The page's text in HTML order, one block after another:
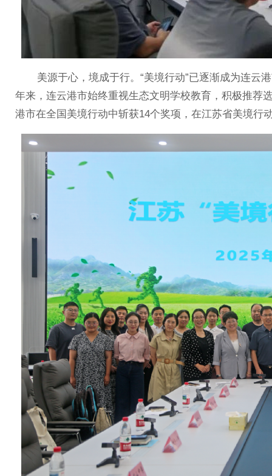
美源于心，境成于行。“美境行动”已逐渐成为连云
年来，连云港市始终重视生态文明学校教育，积极推荐
港市在全国美境行动中斩获14个奖项，在江苏省美境行